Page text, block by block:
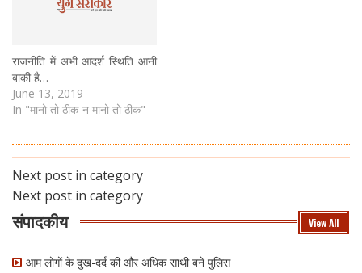
राजनीति में अभी आदर्श स्थिति आनी
बाकी है…
June 13, 2019
In "मानो तो ठीक-न मानो तो ठीक"
Next post in category
Next post in category
संपादकीय View All
आम लोगों के दुख-दर्द की और अधिक साथी बने पुलिस